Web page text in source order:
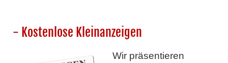
- Kostenlose Kleinanzeigen
Wir präsentieren